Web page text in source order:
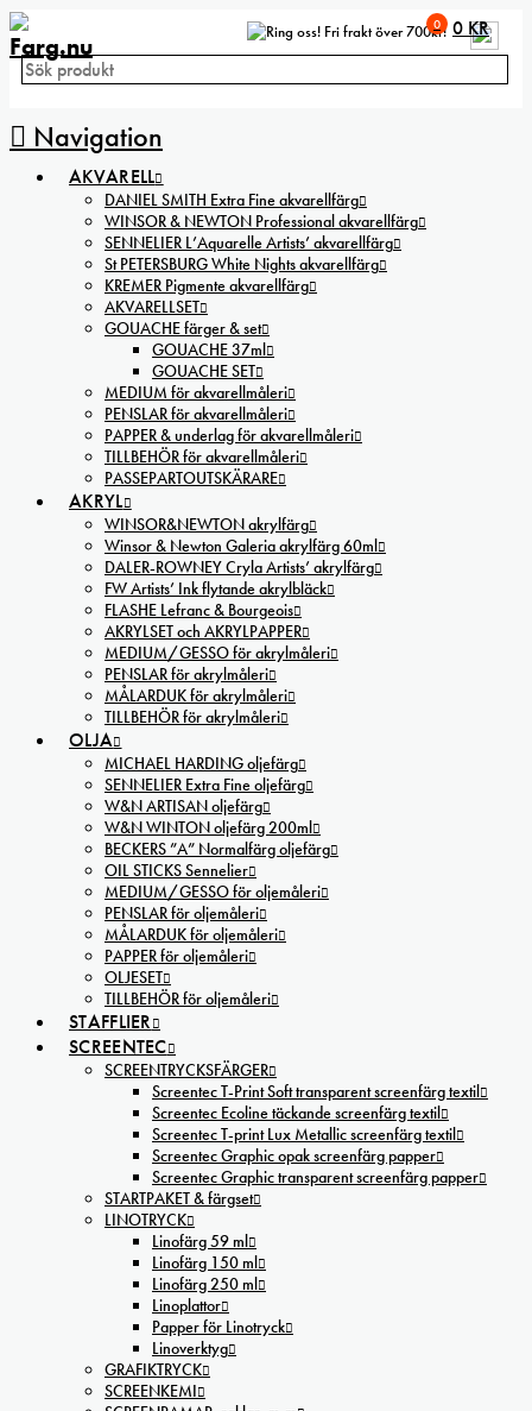
Fri frakt över 700kr!
Navigation
0 0 KR
AKVARELL
DANIEL SMITH Extra Fine akvarellfärg
WINSOR & NEWTON Professional akvarellfärg
SENNELIER L’Aquarelle Artists’ akvarellfärg
St PETERSBURG White Nights akvarellfärg
KREMER Pigmente akvarellfärg
AKVARELLSET
GOUACHE färger & set
GOUACHE 37ml
GOUACHE SET
MEDIUM för akvarellmåleri
PENSLAR för akvarellmåleri
PAPPER & underlag för akvarellmåleri
TILLBEHÖR för akvarellmåleri
PASSEPARTOUTSKÄRARE
AKRYL
WINSOR&NEWTON akrylfärg
Winsor & Newton Galeria akrylfärg 60ml
DALER-ROWNEY Cryla Artists’ akrylfärg
FW Artists’ Ink flytande akrylbläck
FLASHE Lefranc & Bourgeois
AKRYLSET och AKRYLPAPPER
MEDIUM/GESSO för akrylmåleri
PENSLAR för akrylmåleri
MÅLARDUK för akrylmåleri
TILLBEHÖR för akrylmåleri
OLJA
MICHAEL HARDING oljefärg
SENNELIER Extra Fine oljefärg
W&N ARTISAN oljefärg
W&N WINTON oljefärg 200ml
BECKERS ”A” Normalfärg oljefärg
OIL STICKS Sennelier
MEDIUM/GESSO för oljemåleri
PENSLAR för oljemåleri
MÅLARDUK för oljemåleri
PAPPER för oljemåleri
OLJESET
TILLBEHÖR för oljemåleri
STAFFLIER
SCREENTEC
SCREENTRYCKSFÄRGER
Screentec T-Print Soft transparent screenfärg textil
Screentec Ecoline täckande screenfärg textil
Screentec T-print Lux Metallic screenfärg textil
Screentec Graphic opak screenfärg papper
Screentec Graphic transparent screenfärg papper
STARTPAKET & färgset
LINOTRYCK
Linofärg 59 ml
Linofärg 150 ml
Linofärg 250 ml
Linoplattor
Papper för Linotryck
Linoverktyg
GRAFIKTRYCK
SCREENKEMI